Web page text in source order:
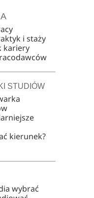
i staży
kariery
STUDIÓW
kierunek?
wybrać